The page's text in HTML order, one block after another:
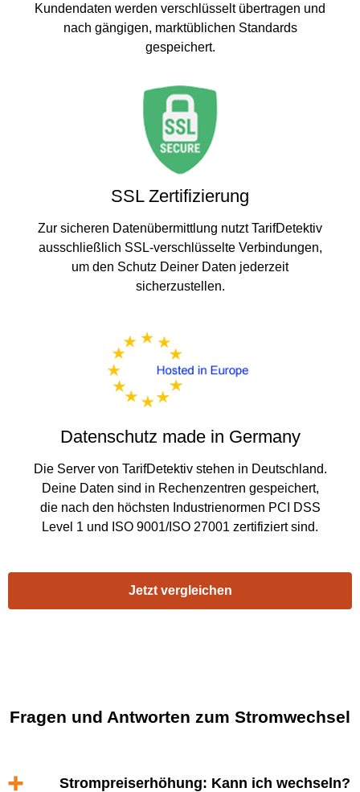
Kundendaten werden verschlüsselt übertragen und
nach gängigen, marktüblichen Standards
gespeichert.
SSL Zertifizierung
Zur sicheren Datenübermittlung nutzt TarifDetektiv
ausschließlich SSL-verschlüsselte Verbindungen,
um den Schutz Deiner Daten jederzeit
sicherzustellen.
Datenschutz made in Germany
Die Server von TarifDetektiv stehen in Deutschland.
Deine Daten sind in Rechenzentren gespeichert,
die nach den höchsten Industrienormen PCI DSS
Level 1 und ISO 9001/ISO 27001 zertifiziert sind.
Jetzt vergleichen
Fragen und Antworten zum Stromwechsel
Strompreiserhöhung: Kann ich wechseln?